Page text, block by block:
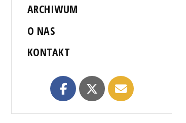
ARCHIWUM
O NAS
KONTAKT